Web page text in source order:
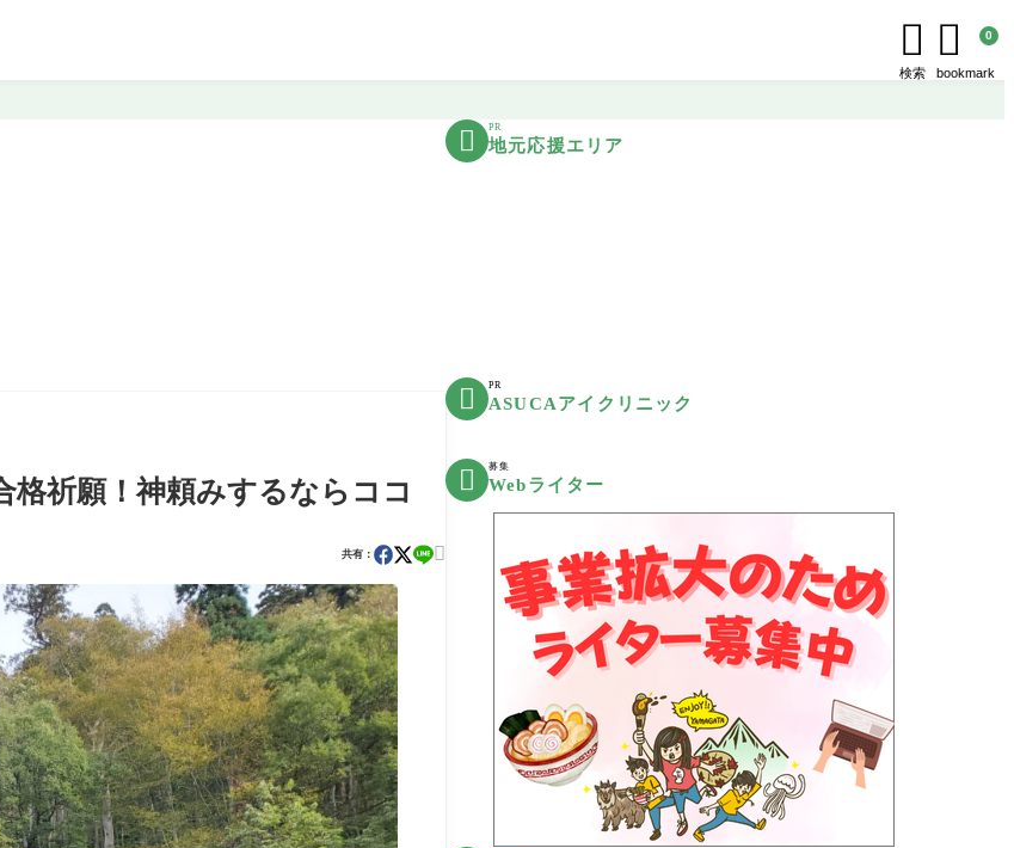

検索
 0
bookmark
格祈願！神頼みするならココ
共有： 
 PR
地元応援エリア
 PR
ASUCAアイクリニック
 募集
Webライター